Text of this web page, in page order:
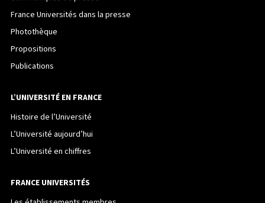
France Universités dans la presse
Photothèque
Propositions
Publications
L’UNIVERSITÉ EN FRANCE
Histoire de l’Université
L’Université aujourd’hui
L’Université en chiffres
FRANCE UNIVERSITÉS